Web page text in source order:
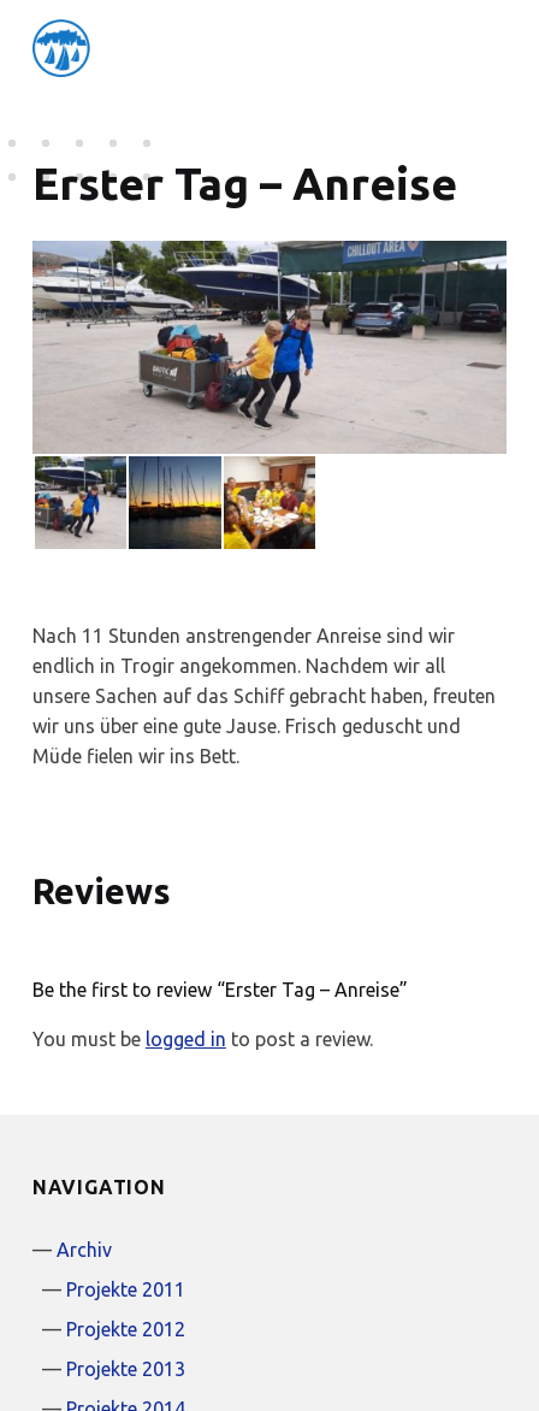
friedensflotte salzburg
Friedensflotte Salzburg
Erster Tag – Anreise
Nach 11 Stunden anstrengender Anreise sind wir
endlich in Trogir angekommen. Nachdem wir all
unsere Sachen auf das Schiff gebracht haben, freuten
wir uns über eine gute Jause. Frisch geduscht und
Müde fielen wir ins Bett.
Reviews
Be the first to review “Erster Tag – Anreise”
You must be logged in to post a review.
NAVIGATION
Archiv
Projekte 2011
Projekte 2012
Projekte 2013